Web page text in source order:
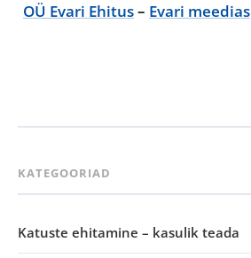
OÜ Evari Ehitus– Evari meedias
KATEGOORIAD
Katuste ehitamine – kasulik teada